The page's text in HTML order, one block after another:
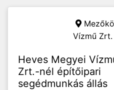
Vízmű Zrt.
Heves Megyei
Zrt.-nél építőipari
segédmunkás állás